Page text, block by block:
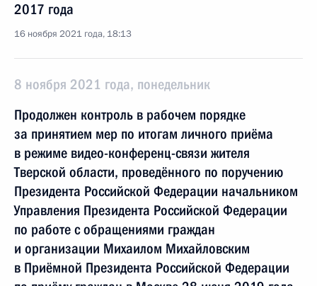
2017 года
16 ноября 2021 года, 18:13
8 ноября 2021 года, понедельник
Продолжен контроль в рабочем порядке
за принятием мер по итогам личного приёма
в режиме видео-конференц-связи жителя
Тверской области, проведённого по поручению
Президента Российской Федерации начальником
Управления Президента Российской Федерации
по работе с обращениями граждан
и организации Михаилом Михайловским
в Приёмной Президента Российской Федерации